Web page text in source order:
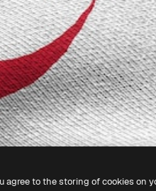
agree to the storing of cookies on